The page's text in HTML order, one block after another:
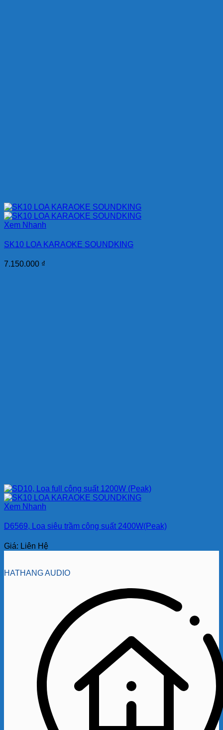
Xem Nhanh
SK10 LOA KARAOKE SOUNDKING
7.150.000 ₫
Xem Nhanh
D6569, Loa siêu trầm công suất 2400W(Peak)
Giá: Liên Hệ
HATHANG AUDIO